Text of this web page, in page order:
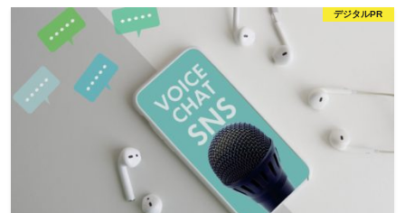
デジタルPR